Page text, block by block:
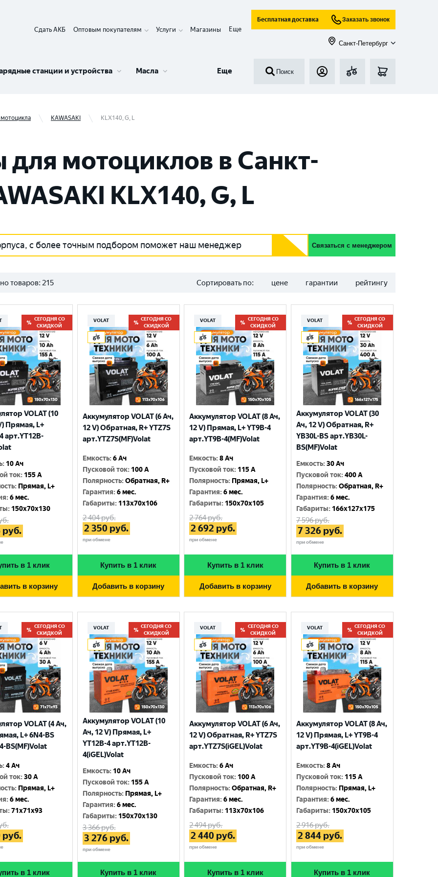
Сдать АКБ Оптовым покупателям Услуги Магазины Еще
Бесплатная доставка Заказать звонок
Санкт-Петербург
станции и устройства Масла Еще Поиск
KAWASAKI KLX140, G, L
мотоциклов в Санкт-
KLX140, G, L
с более точным подбором поможет наш менеджер Связаться с менеджером
товаров: 215 Сортировать по: цене гарантии рейтингу
СЕГОДНЯ СО
СКИДКОЙ
VOLAT (10
Прямая, L+
арт.YT12B-
: 10 Ач
ток: 155 A
: Прямая, L+
:6 мес.
: 150x70x130
руб.
в 1 клик
в корзину
VOLAT
СЕГОДНЯ СО
СКИДКОЙ
Аккумулятор VOLAT (6 Ач,
12 V) Обратная, R+ YTZ7S
арт.YTZ7S(MF)Volat
Емкость:6 Ач
Пусковой ток: 100 A
Полярность:Обратная, R+
Гарантия:6 мес.
Габариты: 113x70x106
2 404руб.
2 350 руб.
при обмене
Купить в 1 клик
Добавить в корзину
VOLAT
СЕГОДНЯ СО
СКИДКОЙ
Аккумулятор VOLAT (8 Ач,
12 V) Прямая, L+ YT9B-4
арт.YT9B-4(MF)Volat
Емкость:8 Ач
Пусковой ток: 115 A
Полярность: Прямая, L+
Гарантия:6 мес.
Габариты: 150x70x105
2 764руб.
2 692 руб.
при обмене
Купить в 1 клик
Добавить в корзину
VOLAT
СЕГОДНЯ СО
СКИДКОЙ
Аккумулятор VOLAT (30
Ач, 12 V) Обратная, R+
YB30L-BS арт.YB30L-
BS(MF)Volat
Емкость:30 Ач
Пусковой ток:400 A
Полярность:Обратная, R+
Гарантия:6 мес.
Габариты: 166x127x175
7 596руб.
7 326руб.
при обмене
Купить в 1 клик
Добавить в корзину
СЕГОДНЯ СО
СКИДКОЙ
VOLAT (4 Ач,
L+ 6N4-BS
BS(MF)Volat
:4 Ач
ток:30 A
: Прямая, L+
:6 мес.
:71x71x93
руб.
в 1 клик
VOLAT
СЕГОДНЯ СО
СКИДКОЙ
Аккумулятор VOLAT (10
Ач, 12 V) Прямая, L+
YT12B-4 арт.YT12B-
4(iGEL)Volat
Емкость: 10 Ач
Пусковой ток: 155 A
Полярность: Прямая, L+
Гарантия:6 мес.
Габариты: 150x70x130
3 366руб.
3 276руб.
при обмене
Купить в 1 клик
VOLAT
СЕГОДНЯ СО
СКИДКОЙ
Аккумулятор VOLAT (6 Ач,
12 V) Обратная, R+ YTZ7S
арт.YTZ7S(iGEL)Volat
Емкость:6 Ач
Пусковой ток: 100 A
Полярность:Обратная, R+
Гарантия:6 мес.
Габариты: 113x70x106
2 494руб.
2 440 руб.
при обмене
Купить в 1 клик
VOLAT
СЕГОДНЯ СО
СКИДКОЙ
Аккумулятор VOLAT (8 Ач,
12 V) Прямая, L+ YT9B-4
арт.YT9B-4(iGEL)Volat
Емкость:8 Ач
Пусковой ток: 115 A
Полярность: Прямая, L+
Гарантия:6 мес.
Габариты: 150x70x105
2 916руб.
2 844руб.
при обмене
Купить в 1 клик